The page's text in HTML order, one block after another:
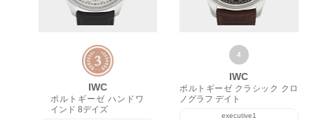
IWC
ポルトギーゼ ハンドワ
インド 8デイズ
IWC
ポルトギーゼ クラシック クロ
ノグラフ デイト
executive1